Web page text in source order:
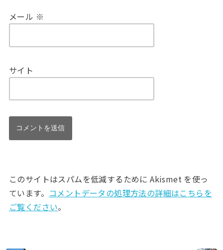
メール ※
サイト
このサイトはスパムを低減するために Akismet を使っ
ています。 コメントデータの処理方法の詳細はこちらを
ご覧ください。